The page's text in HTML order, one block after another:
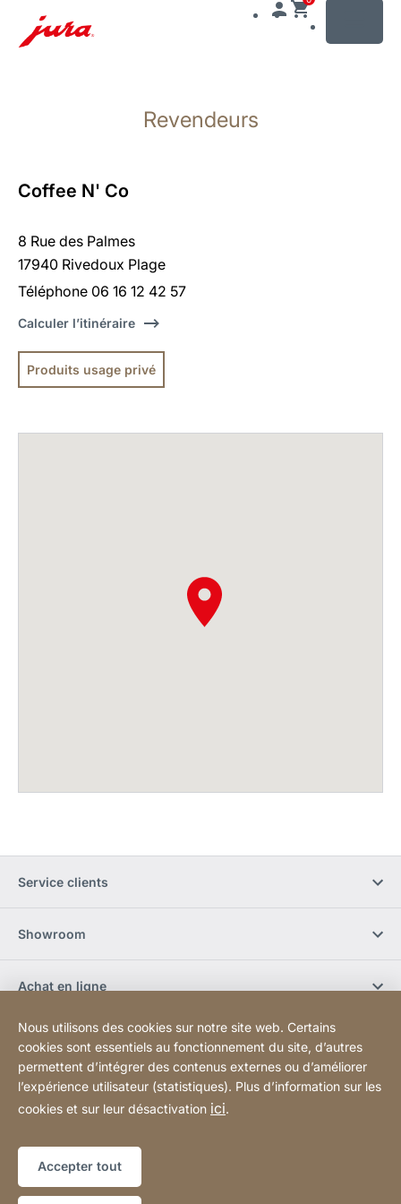
recherche
Revendeurs
Coffee N' Co
8 Rue des Palmes
17940 Rivedoux Plage
Téléphone 06 16 12 42 57
Calculer l’itinéraire
Produits usage privé
Service clients
Showroom
Achat en ligne
Réseaux sociaux
Site
Web
[Website
information]
Plan du site
Nous utilisons des cookies sur notre site web. Certains
cookies sont essentiels au fonctionnement du site, d’autres
permettent d’intégrer des contenus externes ou d’améliorer
l’expérience utilisateur (statistiques). Plus d’information sur les
cookies et sur leur désactivation ici.
Accepter tout